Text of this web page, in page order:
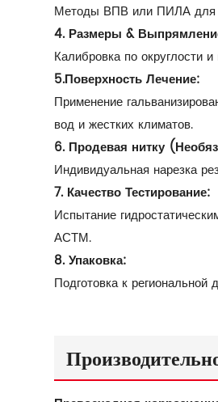
Методы ВПВ или ПИЛА для
4. Размеры &
Калибровка по округлости
5.Поверхность Лечение:
Применение
вод и жестких климатов.
6. Продевая нитку
Индивидуальная нарезка
7. Качество Тестирование:
Испытание
АСТМ.
8. Упаковка:
Подготовка к региональной